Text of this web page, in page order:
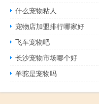
什么宠物粘人
宠物店加盟排行哪家好
飞车宠物吧
长沙宠物市场哪个好
羊驼是宠物吗